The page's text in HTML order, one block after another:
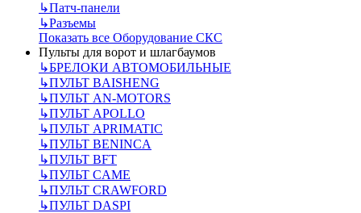
↳Патч-панели
↳Разъемы
Показать все Оборудование СКС
Пульты для ворот и шлагбаумов
↳БРЕЛОКИ АВТОМОБИЛЬНЫЕ
↳ПУЛЬТ BAISHENG
↳ПУЛЬТ AN-MOTORS
↳ПУЛЬТ APOLLO
↳ПУЛЬТ APRIMATIC
↳ПУЛЬТ BENINCA
↳ПУЛЬТ BFT
↳ПУЛЬТ CAME
↳ПУЛЬТ CRAWFORD
↳ПУЛЬТ DASPI